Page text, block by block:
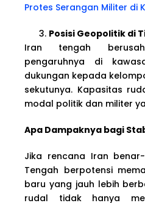
Protes Serangan Militer di
Posisi Geopolitik di
Iran tengah
pengaruhnya di
dukungan kepada
sekutunya. Kapasitas
modal politik dan militer
Apa Dampaknya bagi
Jika rencana Iran
Tengah berpotensi
baru yang jauh lebih
rudal tidak hanya